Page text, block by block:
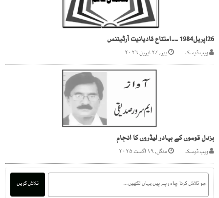
26اپریل1984 ۔۔امتناع قادیانیت آرڈیننس
ویب ڈیسک پیر, ۲۷ اپریل ۲۰۲۶
بزدل قوموں کے بہادر لیڈروں کا انجام
ویب ڈیسک منگل, ۱۹ اگست ۲۰۲۵
تلاش کریں